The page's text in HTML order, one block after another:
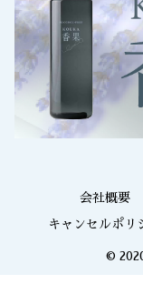
会社概要
キャンセルポリ
©